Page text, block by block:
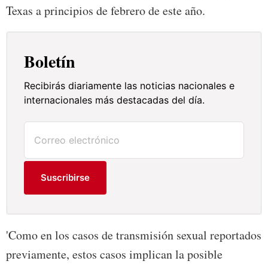
Texas a principios de febrero de este año.
Boletín
Recibirás diariamente las noticias nacionales e
internacionales más destacadas del día.
Suscribirse
'Como en los casos de transmisión sexual reportados
previamente, estos casos implican la posible